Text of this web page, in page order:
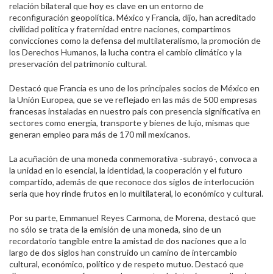
relación bilateral que hoy es clave en un entorno de
reconfiguración geopolítica. México y Francia, dijo, han acreditado
civilidad política y fraternidad entre naciones, compartimos
convicciones como la defensa del multilateralismo, la promoción de
los Derechos Humanos, la lucha contra el cambio climático y la
preservación del patrimonio cultural.
Destacó que Francia es uno de los principales socios de México en
la Unión Europea, que se ve reflejado en las más de 500 empresas
francesas instaladas en nuestro país con presencia significativa en
sectores como energía, transporte y bienes de lujo, mismas que
generan empleo para más de 170 mil mexicanos.
La acuñación de una moneda conmemorativa -subrayó-, convoca a
la unidad en lo esencial, la identidad, la cooperación y el futuro
compartido, además de que reconoce dos siglos de interlocución
seria que hoy rinde frutos en lo multilateral, lo económico y cultural.
Por su parte, Emmanuel Reyes Carmona, de Morena, destacó que
no sólo se trata de la emisión de una moneda, sino de un
recordatorio tangible entre la amistad de dos naciones que a lo
largo de dos siglos han construido un camino de intercambio
cultural, económico, político y de respeto mutuo. Destacó que